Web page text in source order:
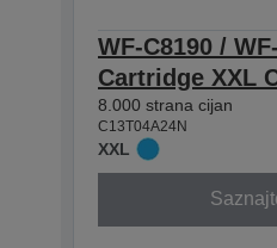
WF-C8190 /
Cartridge XXL
8.000 strana cijan
C13T04A24N
XXL